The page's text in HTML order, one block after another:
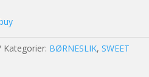
Kategorier: BØRNESLIK, SWEET